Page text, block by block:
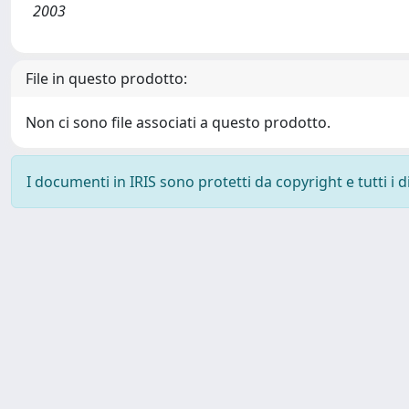
2003
File in questo prodotto:
Non ci sono file associati a questo prodotto.
I documenti in IRIS sono protetti da copyright e tutti i